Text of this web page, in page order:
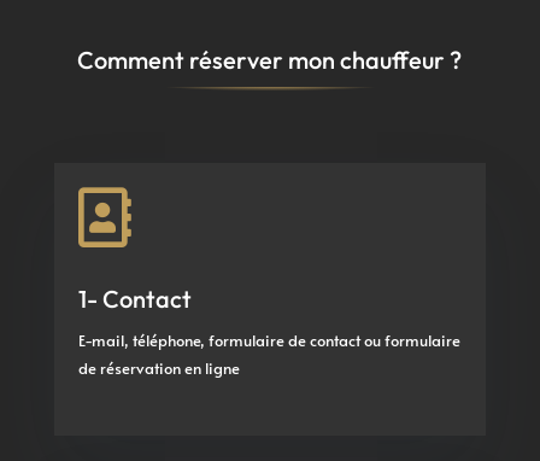
Comment réserver mon chauffeur ?

1- Contact
E-mail, téléphone, formulaire de contact ou formulaire
de réservation en ligne